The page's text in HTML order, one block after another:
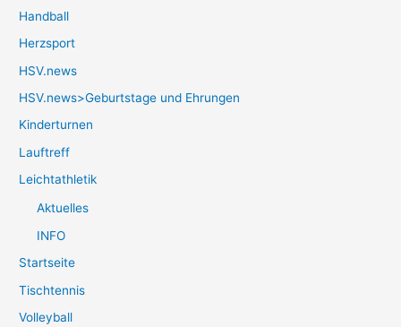
Handball
Herzsport
HSV.news
HSV.news>Geburtstage und Ehrungen
Kinderturnen
Lauftreff
Leichtathletik
Aktuelles
INFO
Startseite
Tischtennis
Volleyball